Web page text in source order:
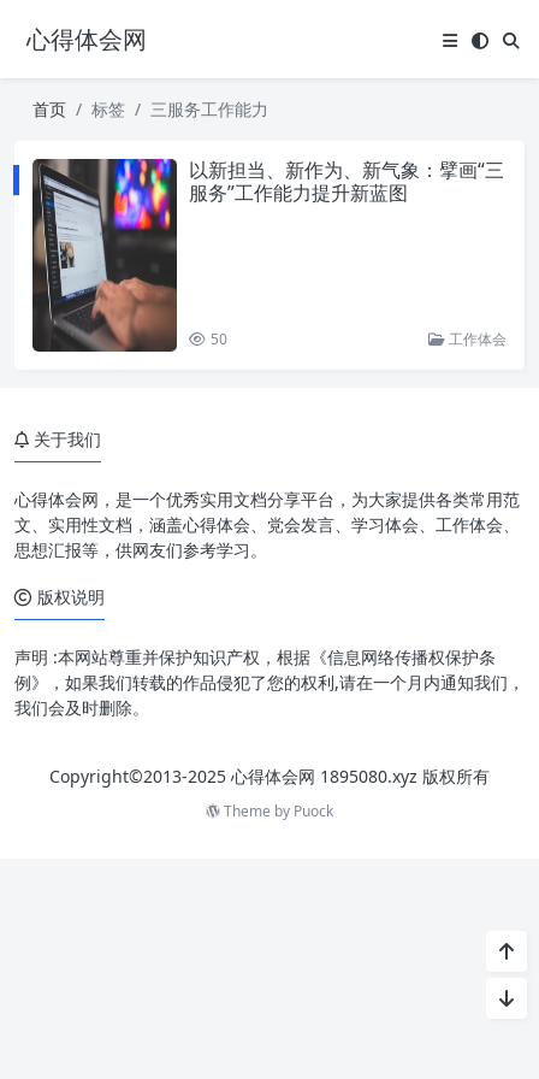
心得体会网
首页 标签 三服务工作能力
以新担当、新作为、新气象：擘画“三
服务”工作能力提升新蓝图
50 工作体会
关于我们
心得体会网，是一个优秀实用文档分享平台，为大家提供各类常用范
文、实用性文档，涵盖心得体会、党会发言、学习体会、工作体会、
思想汇报等，供网友们参考学习。
版权说明
声明 :本网站尊重并保护知识产权，根据《信息网络传播权保护条
例》，如果我们转载的作品侵犯了您的权利,请在一个月内通知我们，
我们会及时删除。
Copyright©2013-2025 心得体会网 1895080.xyz 版权所有
Theme by Puock